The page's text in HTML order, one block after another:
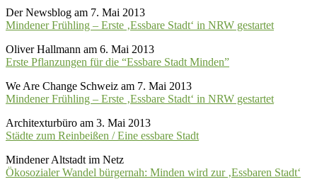
Der Newsblog am 7. Mai 2013
Mindener Frühling – Erste ‚Essbare Stadt‘ in NRW gestartet
Oliver Hallmann am 6. Mai 2013
Erste Pflanzungen für die “Essbare Stadt Minden”
We Are Change Schweiz am 7. Mai 2013
Mindener Frühling – Erste ‚Essbare Stadt‘ in NRW gestartet
Architexturbüro am 3. Mai 2013
Städte zum Reinbeißen / Eine essbare Stadt
Mindener Altstadt im Netz
Ökosozialer Wandel bürgernah: Minden wird zur ‚Essbaren Stadt‘